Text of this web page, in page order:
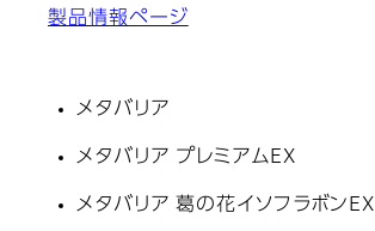
製品情報ページ
メタバリア
メタバリア プレミアムEX
メタバリア 葛の花イソフラボンEX